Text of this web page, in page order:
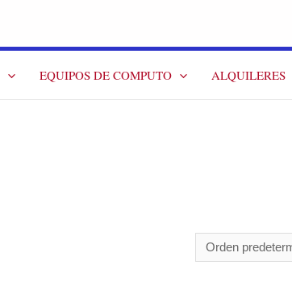
EQUIPOS DE COMPUTO ALQUILERES